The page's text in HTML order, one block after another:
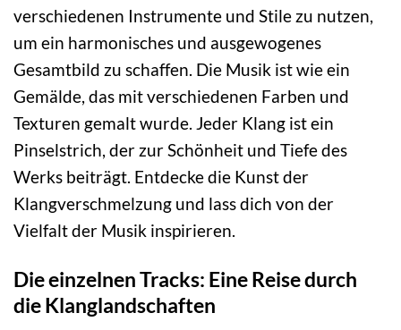
verschiedenen Instrumente und Stile zu nutzen,
um ein harmonisches und ausgewogenes
Gesamtbild zu schaffen. Die Musik ist wie ein
Gemälde, das mit verschiedenen Farben und
Texturen gemalt wurde. Jeder Klang ist ein
Pinselstrich, der zur Schönheit und Tiefe des
Werks beiträgt. Entdecke die Kunst der
Klangverschmelzung und lass dich von der
Vielfalt der Musik inspirieren.
Die einzelnen Tracks: Eine Reise durch
die Klanglandschaften